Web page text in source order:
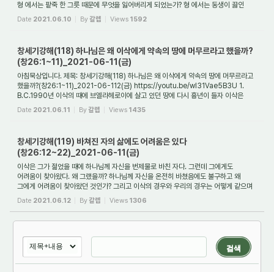
형 에서는 팥죽 한 그릇 때문에 무엇을 잃어버리게 되었는가? 형 에서는 동생이 끓인
팥죽을 먹기 위해 ...
Date 2021.06.10 By갈렙 Views 1592
창세기강해(118) 하나님은 왜 이삭에게 약속의 땅에 머무르라고 했을까?
(창26:1~11)_2021-06-11(금)
아침묵상입니다. 제목: 창세기강해(118) 하나님은 왜 이삭에게 약속의 땅에 머무르라고
했을까?(창26:1~11)_2021-06-112(금) https://youtu.be/wI31Vae5B3U 1.
B.C.1990년 이삭의 때에 브엘라헤로이에 살고 있던 땅에 다시 흉년이 들자 이삭은
어떻게 했는가? ...
Date 2021.06.11 By갈렙 Views 1435
창세기강해(119) 바쳐진 자의 삶에도 어려움은 있다
(창26:12~22)_2021-06-11(금)
이삭은 그가 젊었을 때에 하나님께 자신을 번제물로 바친 자다. 그런데 그에게도
어려움이 찾아왔다. 왜 그랬을까? 하나님께 자신을 온전히 바쳤음에도 불구하고 왜
그에게 어려움이 찾아왔던 것인가? 그리고 이삭의 경우와 우리의 경우는 어떻게 같으며
또한 ...
Date 2021.06.12 By갈렙 Views 1306
검색